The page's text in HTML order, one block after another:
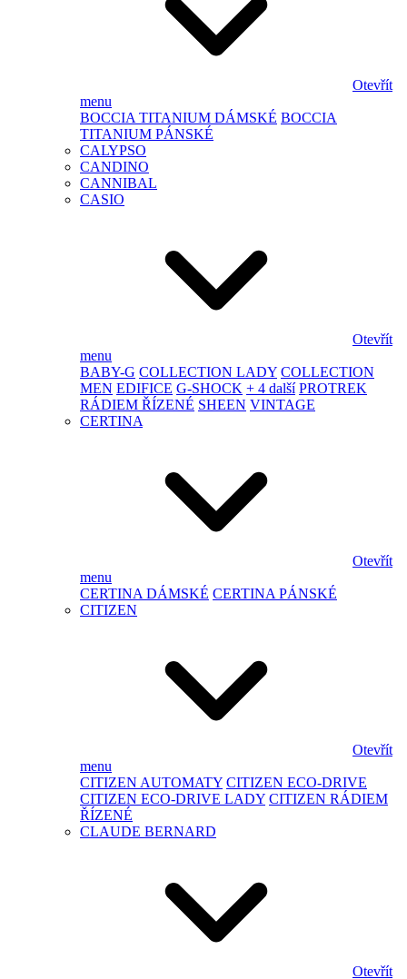
Otevřít
menu
BOCCIA TITANIUM DÁMSKÉ BOCCIA
TITANIUM PÁNSKÉ
CALYPSO
CANDINO
CANNIBAL
CASIO
Otevřít
menu
BABY-G COLLECTION LADY COLLECTION
MEN EDIFICE G-SHOCK + 4 další PROTREK
RÁDIEM ŘÍZENÉ SHEEN VINTAGE
CERTINA
Otevřít
menu
CERTINA DÁMSKÉ CERTINA PÁNSKÉ
CITIZEN
Otevřít
menu
CITIZEN AUTOMATY CITIZEN ECO-DRIVE
CITIZEN ECO-DRIVE LADY CITIZEN RÁDIEM
ŘÍZENÉ
CLAUDE BERNARD
Otevřít